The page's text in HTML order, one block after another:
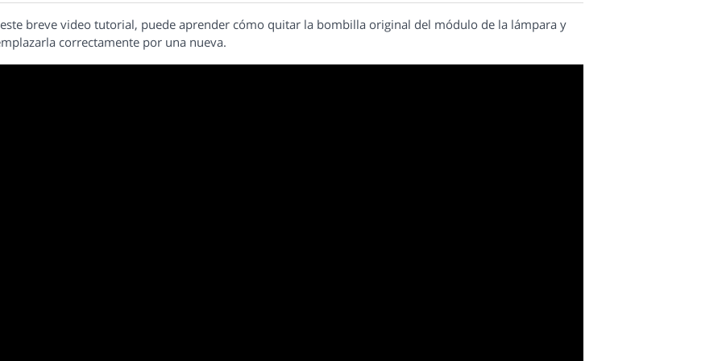
breve video tutorial, puede aprender cómo quitar la bombilla original del módulo de la lámpara y
correctamente por una nueva.